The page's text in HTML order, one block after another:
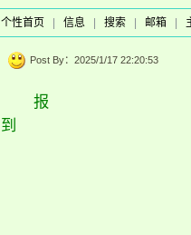
个性首页 信息 搜索 邮箱
Post By：2025/1/17 22:20:53
报
到